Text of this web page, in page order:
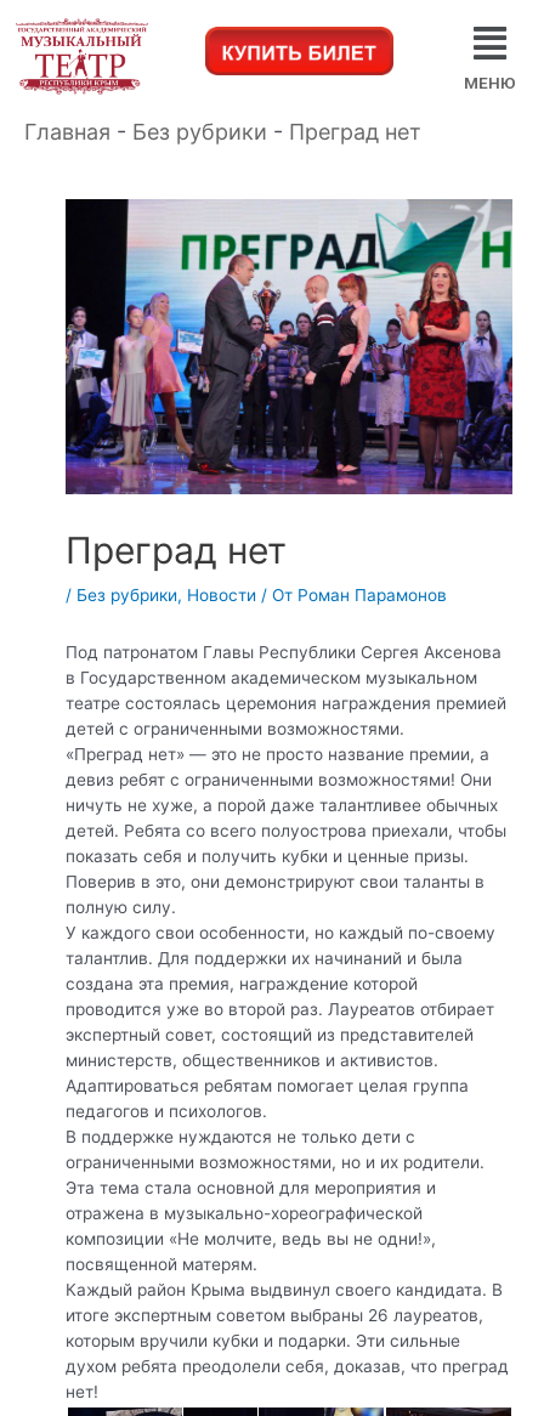
МЕНЮ
Главная - Без рубрики - Преград нет
Преград нет
/ Без рубрики, Новости / От Роман Парамонов
Под патронатом Главы Республики Сергея Аксенова
в Государственном академическом музыкальном
театре состоялась церемония награждения премией
детей с ограниченными возможностями.
«Преград нет» — это не просто название премии, а
девиз ребят с ограниченными возможностями! Они
ничуть не хуже, а порой даже талантливее обычных
детей. Ребята со всего полуострова приехали, чтобы
показать себя и получить кубки и ценные призы.
Поверив в это, они демонстрируют свои таланты в
полную силу.
У каждого свои особенности, но каждый по-своему
талантлив. Для поддержки их начинаний и была
создана эта премия, награждение которой
проводится уже во второй раз. Лауреатов отбирает
экспертный совет, состоящий из представителей
министерств, общественников и активистов.
Адаптироваться ребятам помогает целая группа
педагогов и психологов.
В поддержке нуждаются не только дети с
ограниченными возможностями, но и их родители.
Эта тема стала основной для мероприятия и
отражена в музыкально-хореографической
композиции «Не молчите, ведь вы не одни!»,
посвященной матерям.
Каждый район Крыма выдвинул своего кандидата. В
итоге экспертным советом выбраны 26 лауреатов,
которым вручили кубки и подарки. Эти сильные
духом ребята преодолели себя, доказав, что преград
нет!